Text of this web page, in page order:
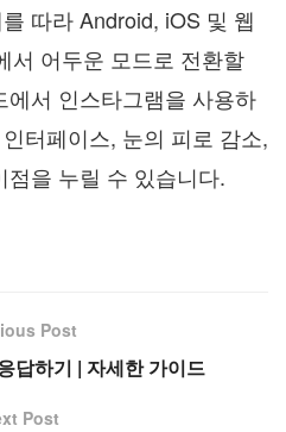
따라 Android, iOS 및 웹
서 어두운 모드로 전환할
서 인스타그램을 사용하
터페이스, 눈의 피로 감소,
을 누릴 수 있습니다.
Post
답하기 | 자세한 가이드
Post